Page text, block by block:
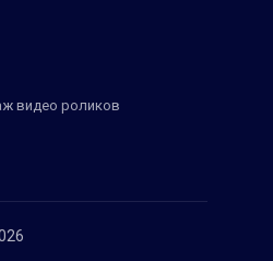
видео роликов